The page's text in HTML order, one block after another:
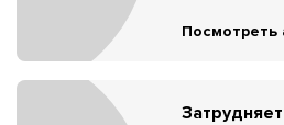
Посмотреть